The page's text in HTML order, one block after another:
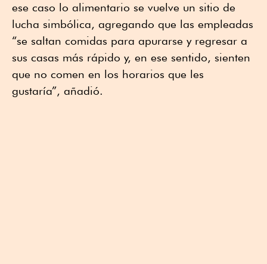
ese caso lo alimentario se vuelve un sitio de
lucha simbólica, agregando que las empleadas
“se saltan comidas para apurarse y regresar a
sus casas más rápido y, en ese sentido, sienten
que no comen en los horarios que les
gustaría”, añadió.